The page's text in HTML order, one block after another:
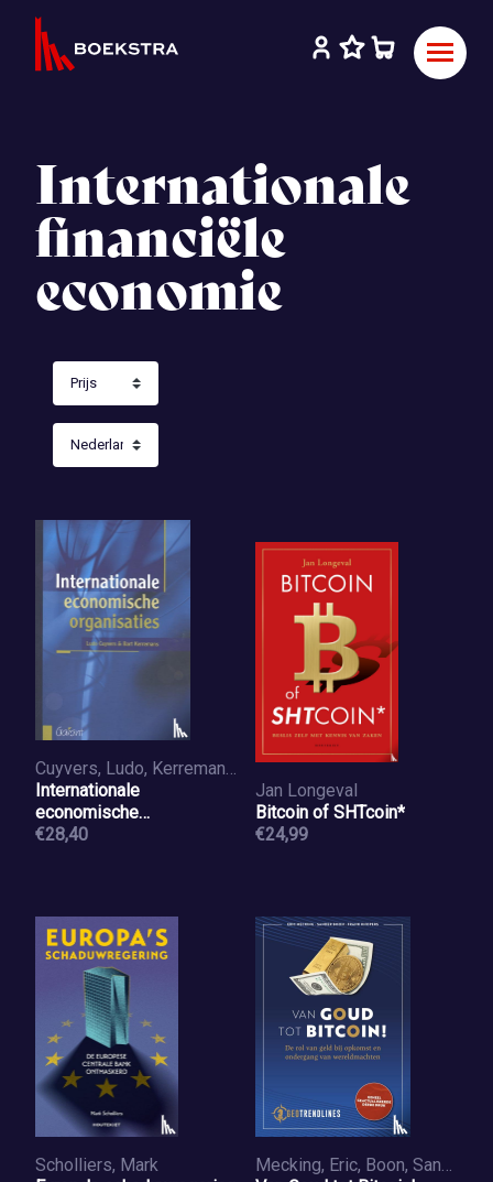
Internationale
financiële
economie
Cuyvers, Ludo, Kerremans, Bart
Internationale
economische
organisaties
€28,40
Jan Longeval
Bitcoin of SHTcoin*
€24,99
Scholliers, Mark
Mecking, Eric, Boon, Sander, Knopers, Frank